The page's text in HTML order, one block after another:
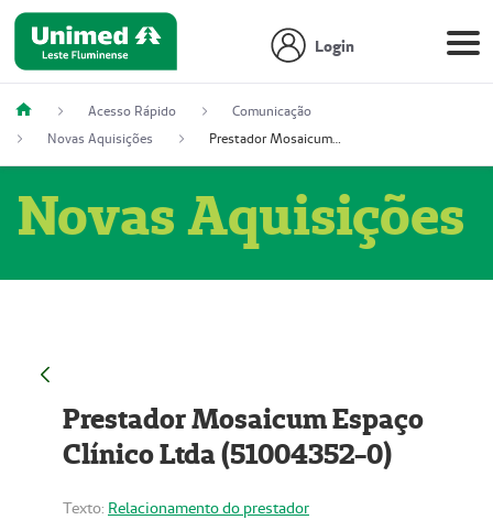
Login
Acesso Rápido
Comunicação
Novas Aquisições
Prestador Mosaicum Espaço Clínico Ltda (51004352-0)
Novas Aquisições
Prestador Mosaicum Espaço
Clínico Ltda (51004352-0)
Texto: Relacionamento do prestador